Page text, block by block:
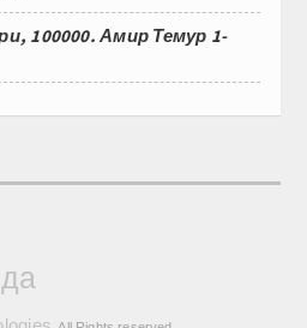
100000. Амир Темур 1-